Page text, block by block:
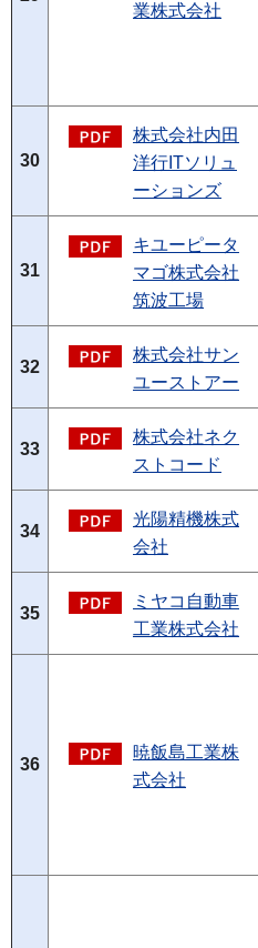
業株式会社
30
株式会社内田
洋行ITソリュ
ーションズ
31
キユーピータ
マゴ株式会社
筑波工場
32
株式会社サン
ユーストアー
33
株式会社ネク
ストコード
34
光陽精機株式
会社
35
ミヤコ自動車
工業株式会社
36
暁飯島工業株
式会社